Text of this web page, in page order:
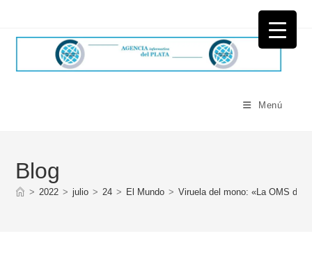
Menú
Blog
> 2022 > julio > 24 > El Mundo > Viruela del mono: «La OMS